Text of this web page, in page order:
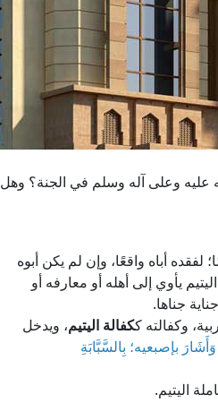
عليه وعلى آله وسلم في الجنة؟ وهل
لفقده أباه واقعًا، وإن لم يكن أبوه
يأوي إلى أهله أو معارفه أو
جناها.
وكفالته ككفالة اليتيم، ويدخل
بإصبعيه؛ بِالسَّبَّابَةِ
اليتيم.